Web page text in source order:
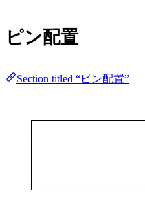
ピン配置
Section titled “ピン配置”